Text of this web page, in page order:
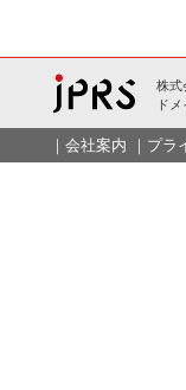
株式
ド
｜ 会社案内 ｜ プラ